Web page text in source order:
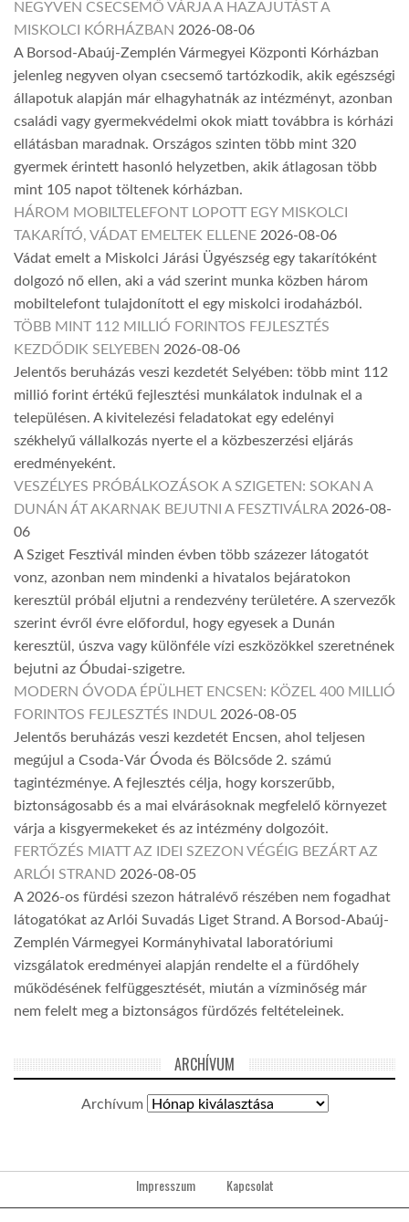
NEGYVEN CSECSEMŐ VÁRJA A HAZAJUTÁST A
MISKOLCI KÓRHÁZBAN 2026-08-06
A Borsod-Abaúj-Zemplén Vármegyei Központi Kórházban
jelenleg negyven olyan csecsemő tartózkodik, akik egészségi
állapotuk alapján már elhagyhatnák az intézményt, azonban
családi vagy gyermekvédelmi okok miatt továbbra is kórházi
ellátásban maradnak. Országos szinten több mint 320
gyermek érintett hasonló helyzetben, akik átlagosan több
mint 105 napot töltenek kórházban.
HÁROM MOBILTELEFONT LOPOTT EGY MISKOLCI
TAKARÍTÓ, VÁDAT EMELTEK ELLENE 2026-08-06
Vádat emelt a Miskolci Járási Ügyészség egy takarítóként
dolgozó nő ellen, aki a vád szerint munka közben három
mobiltelefont tulajdonított el egy miskolci irodaházból.
TÖBB MINT 112 MILLIÓ FORINTOS FEJLESZTÉS
KEZDŐDIK SELYEBEN 2026-08-06
Jelentős beruházás veszi kezdetét Selyében: több mint 112
millió forint értékű fejlesztési munkálatok indulnak el a
településen. A kivitelezési feladatokat egy edelényi
székhelyű vállalkozás nyerte el a közbeszerzési eljárás
eredményeként.
VESZÉLYES PRÓBÁLKOZÁSOK A SZIGETEN: SOKAN A
DUNÁN ÁT AKARNAK BEJUTNI A FESZTIVÁLRA 2026-08-
06
A Sziget Fesztivál minden évben több százezer látogatót
vonz, azonban nem mindenki a hivatalos bejáratokon
keresztül próbál eljutni a rendezvény területére. A szervezők
szerint évről évre előfordul, hogy egyesek a Dunán
keresztül, úszva vagy különféle vízi eszközökkel szeretnének
bejutni az Óbudai-szigetre.
MODERN ÓVODA ÉPÜLHET ENCSEN: KÖZEL 400 MILLIÓ
FORINTOS FEJLESZTÉS INDUL 2026-08-05
Jelentős beruházás veszi kezdetét Encsen, ahol teljesen
megújul a Csoda-Vár Óvoda és Bölcsőde 2. számú
tagintézménye. A fejlesztés célja, hogy korszerűbb,
biztonságosabb és a mai elvárásoknak megfelelő környezet
várja a kisgyermekeket és az intézmény dolgozóit.
FERTŐZÉS MIATT AZ IDEI SZEZON VÉGÉIG BEZÁRT AZ
ARLÓI STRAND 2026-08-05
A 2026-os fürdési szezon hátralévő részében nem fogadhat
látogatókat az Arlói Suvadás Liget Strand. A Borsod-Abaúj-
Zemplén Vármegyei Kormányhivatal laboratóriumi
vizsgálatok eredményei alapján rendelte el a fürdőhely
működésének felfüggesztését, miután a vízminőség már
nem felelt meg a biztonságos fürdőzés feltételeinek.
ARCHÍVUM
Archívum
Impresszum Kapcsolat